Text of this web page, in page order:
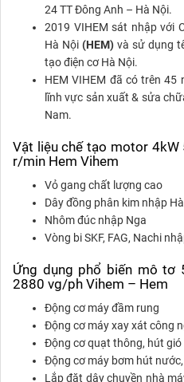
24 TT Đông Anh – Hà Nội.
2019 VIHEM sát nhập với
Hà Nội (HEM) và sử dụng
tạo điện cơ Hà Nội.
HEM VIHEM đã có trên
lĩnh vực sản xuất & sửa
Nam.
Vật liệu chế tạo motor
r/min Hem Vihem
Vỏ gang chất lượng cao
Dây đồng phân kim nhập
Nhôm đúc nhập Nga
Vòng bi SKF, FAG, Nachi
Ứng dụng phổ biến mô tơ
2880 vg/ph Vihem – Hem
Động cơ máy đầm rung
Động cơ máy xay xát công
Động cơ quạt thông, hút gió
Động cơ máy bơm hút
Lắp đặt dây chuyền nhà